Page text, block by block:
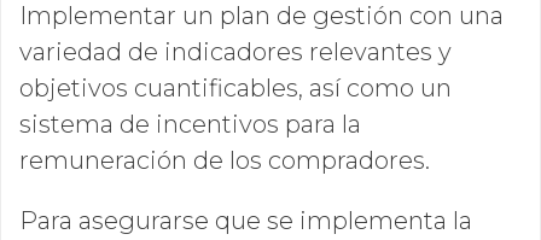
Implementar un plan de gestión con una
variedad de indicadores relevantes y
objetivos cuantificables, así como un
sistema de incentivos para la
remuneración de los compradores.
Para asegurarse que se implementa la